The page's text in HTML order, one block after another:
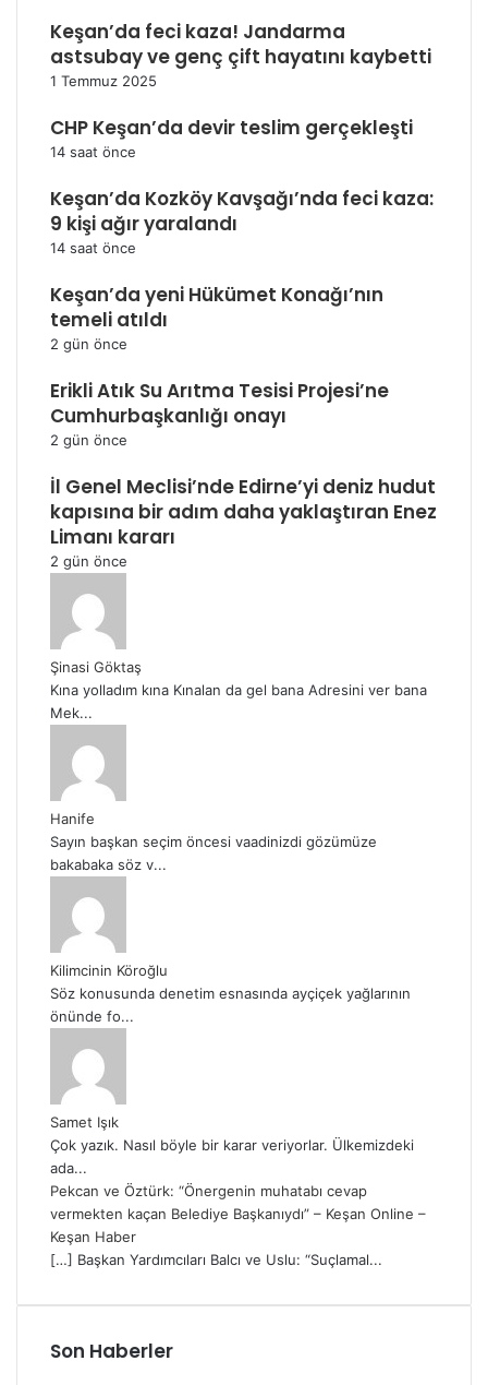
Keşan’da feci kaza! Jandarma
astsubay ve genç çift hayatını kaybetti
1 Temmuz 2025
CHP Keşan’da devir teslim gerçekleşti
14 saat önce
Keşan’da Kozköy Kavşağı’nda feci kaza:
9 kişi ağır yaralandı
14 saat önce
Keşan’da yeni Hükümet Konağı’nın
temeli atıldı
2 gün önce
Erikli Atık Su Arıtma Tesisi Projesi’ne
Cumhurbaşkanlığı onayı
2 gün önce
İl Genel Meclisi’nde Edirne’yi deniz hudut
kapısına bir adım daha yaklaştıran Enez
Limanı kararı
2 gün önce
Şinasi Göktaş
Kına yolladım kına Kınalan da gel bana Adresini ver bana
Mek...
Hanife
Sayın başkan seçim öncesi vaadinizdi gözümüze
bakabaka söz v...
Kilimcinin Köroğlu
Söz konusunda denetim esnasında ayçiçek yağlarının
önünde fo...
Samet Işık
Çok yazık. Nasıl böyle bir karar veriyorlar. Ülkemizdeki
ada...
Pekcan ve Öztürk: “Önergenin muhatabı cevap
vermekten kaçan Belediye Başkanıydı” – Keşan Online –
Keşan Haber
[…] Başkan Yardımcıları Balcı ve Uslu: “Suçlamal...
Son Haberler